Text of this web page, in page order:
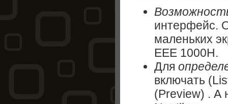
интерфейс.
маленьких
EEE 1000H.
Для
включать
(Preview) . А